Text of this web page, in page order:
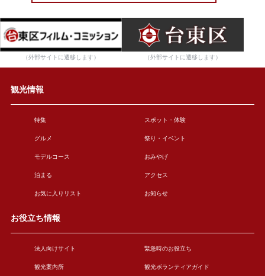
（外部サイトに遷移します） （外部サイトに遷移します）
観光情報
特集 スポット・体験
グルメ 祭り・イベント
モデルコース おみやげ
泊まる アクセス
お気に入りリスト お知らせ
お役立ち情報
法人向けサイト 緊急時のお役立ち
観光案内所 観光ボランティアガイド